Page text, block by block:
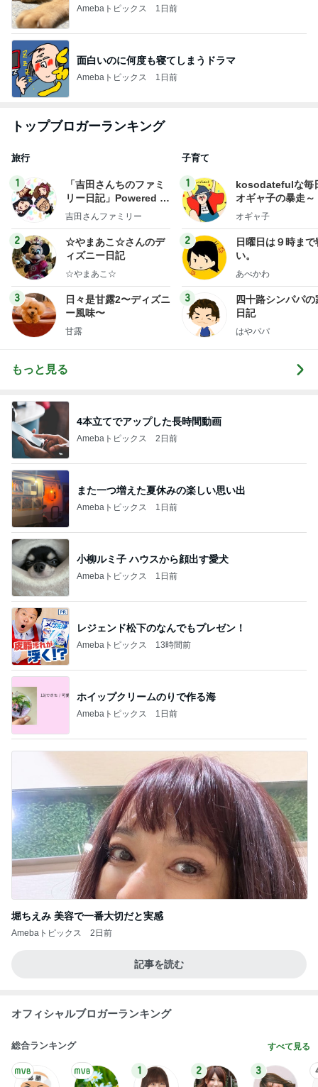
Amebaトピックス 1日前
面白いのに何度も寝てしまうドラマ
Amebaトピックス 1日前
トップブロガーランキング
旅行
1
「吉田さんちのファミ
リー日記」Powered b
y Ameba 吉田さんファ
ログ
吉田さんファミリー
2
☆やまあこ☆さんのデ
ィズニー日記
☆やまあこ☆
3
日々是甘露2〜ディズニ
ー風味〜
甘露
子育て
1
kosodatefulな毎
オギャ子の暴走～
オギャ子
2
日曜日は９時まで
い。
あべかわ
3
四十路シンパパの
日記
はやパパ
もっと見る
4本立てでアップした長時間動画
Amebaトピックス 2日前
また一つ増えた夏休みの楽しい思い出
Amebaトピックス 1日前
小柳ルミ子 ハウスから顔出す愛犬
Amebaトピックス 1日前
レジェンド松下のなんでもプレゼン！
Amebaトピックス 13時間前
ホイップクリームのりで作る海
Amebaトピックス 1日前
堀ちえみ 美容で一番大切だと実感
Amebaトピックス 2日前
記事を読む
オフィシャルブロガーランキング
総合ランキング すべて見る
1 2 3